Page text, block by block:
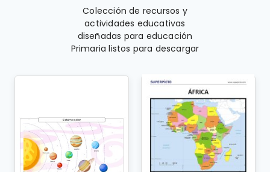
Colección de recursos y
actividades educativas
diseñadas para educación
Primaria listos para descargar